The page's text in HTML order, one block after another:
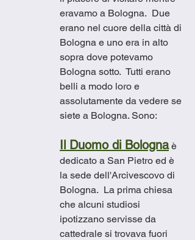
eravamo a Bologna.  Due
erano nel cuore della città di
Bologna e uno era in alto
sopra dove potevamo
Bologna sotto.  Tutti erano
belli a modo loro e
assolutamente da vedere se
siete a Bologna. Sono:
Il Duomo di Bologna è
dedicato a San Pietro ed è
la sede dell'Arcivescovo di
Bologna.  La prima chiesa
che alcuni studiosi
ipotizzano servisse da
cattedrale si trovava fuori